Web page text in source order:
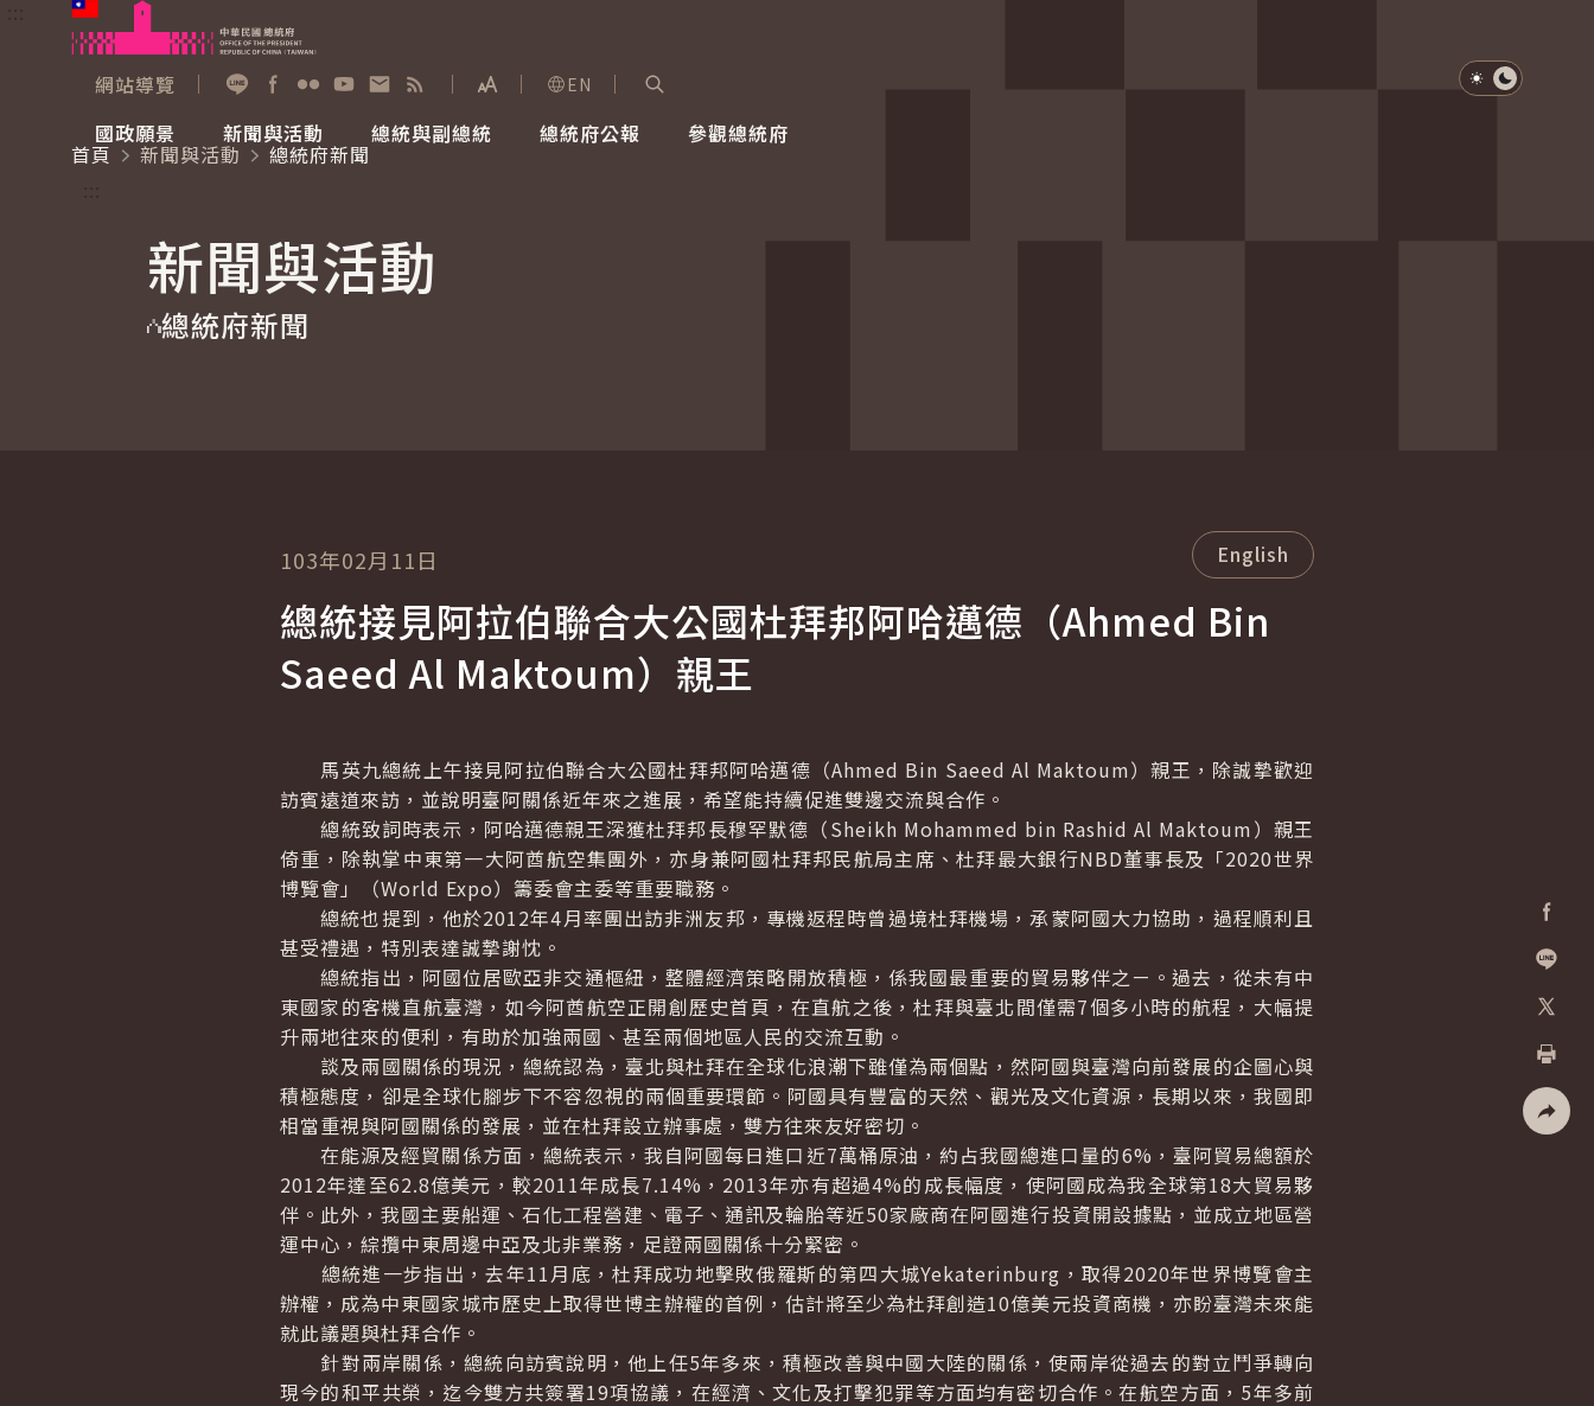
跳到主要內容
網站導覽
展開字級選單
EN
國政願景
國家氣候變遷對策委員會
重要談話
新聞與活動
總統府新聞
影音頻道
總統與副總統
賴清德總統
總統府公報 參觀總統府
參觀資訊
淺色模式
深色模式
首頁
新聞與活動
總統府新聞
新聞與活動
總統府新聞
加入好
列印
103年02月11日 English
總統接見阿拉伯聯合大公國杜拜邦阿哈邁德（Ahmed Bin
Saeed Al Maktoum）親王
馬英九總統上午接見阿拉伯聯合大公國杜拜邦阿哈邁德（Ahmed Bin Saeed Al Maktoum）親王，除誠摯歡迎
訪賓遠道來訪，並說明臺阿關係近年來之進展，希望能持續促進雙邊交流與合作。
總統致詞時表示，阿哈邁德親王深獲杜拜邦長穆罕默德（Sheikh Mohammed bin Rashid Al Maktoum）親王
倚重，除執掌中東第一大阿酋航空集團外，亦身兼阿國杜拜邦民航局主席、杜拜最大銀行NBD董事長及「2020世界
博覽會」（World Expo）籌委會主委等重要職務。
總統也提到，他於2012年4月率團出訪非洲友邦，專機返程時曾過境杜拜機場，承蒙阿國大力協助，過程順利且
甚受禮遇，特別表達誠摯謝忱。
總統指出，阿國位居歐亞非交通樞紐，整體經濟策略開放積極，係我國最重要的貿易夥伴之ㄧ。過去，從未有中
東國家的客機直航臺灣，如今阿酋航空正開創歷史首頁，在直航之後，杜拜與臺北間僅需7個多小時的航程，大幅提
升兩地往來的便利，有助於加強兩國、甚至兩個地區人民的交流互動。
談及兩國關係的現況，總統認為，臺北與杜拜在全球化浪潮下雖僅為兩個點，然阿國與臺灣向前發展的企圖心與
積極態度，卻是全球化腳步下不容忽視的兩個重要環節。阿國具有豐富的天然、觀光及文化資源，長期以來，我國即
相當重視與阿國關係的發展，並在杜拜設立辦事處，雙方往來友好密切。
在能源及經貿關係方面，總統表示，我自阿國每日進口近7萬桶原油，約占我國總進口量的6%，臺阿貿易總額於
2012年達至62.8億美元，較2011年成長7.14%，2013年亦有超過4%的成長幅度，使阿國成為我全球第18大貿易夥
伴。此外，我國主要船運、石化工程營建、電子、通訊及輪胎等近50家廠商在阿國進行投資開設據點，並成立地區營
運中心，綜攬中東周邊中亞及北非業務，足證兩國關係十分緊密。
總統進一步指出，去年11月底，杜拜成功地擊敗俄羅斯的第四大城Yekaterinburg，取得2020年世界博覽會主
辦權，成為中東國家城市歷史上取得世博主辦權的首例，估計將至少為杜拜創造10億美元投資商機，亦盼臺灣未來能
就此議題與杜拜合作。
針對兩岸關係，總統向訪賓說明，他上任5年多來，積極改善與中國大陸的關係，使兩岸從過去的對立鬥爭轉向
現今的和平共榮，迄今雙方共簽署19項協議，在經濟、文化及打擊犯罪等方面均有密切合作。在航空方面，5年多前